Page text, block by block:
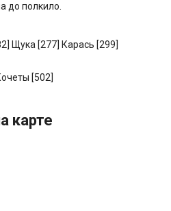
до полкило.
Щука [277] Карась [299]
[502]
карте